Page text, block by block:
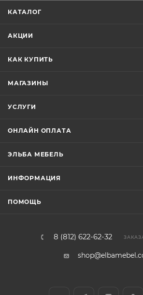
КАТАЛОГ
АКЦИИ
КАК КУПИТЬ
МАГАЗИНЫ
УСЛУГИ
ОНЛАЙН ОПЛАТА
ЭЛЬБА МЕБЕЛЬ
ИНФОРМАЦИЯ
ПОМОЩЬ
8 (812) 622-62-32